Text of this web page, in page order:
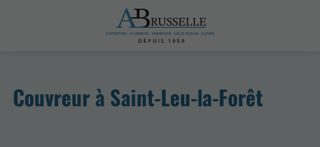
Couvreur à Saint-Leu-la-Forêt